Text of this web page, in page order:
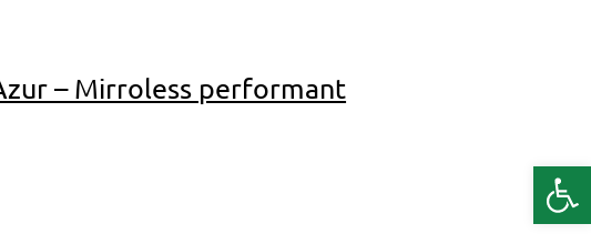
– Mirroless performant